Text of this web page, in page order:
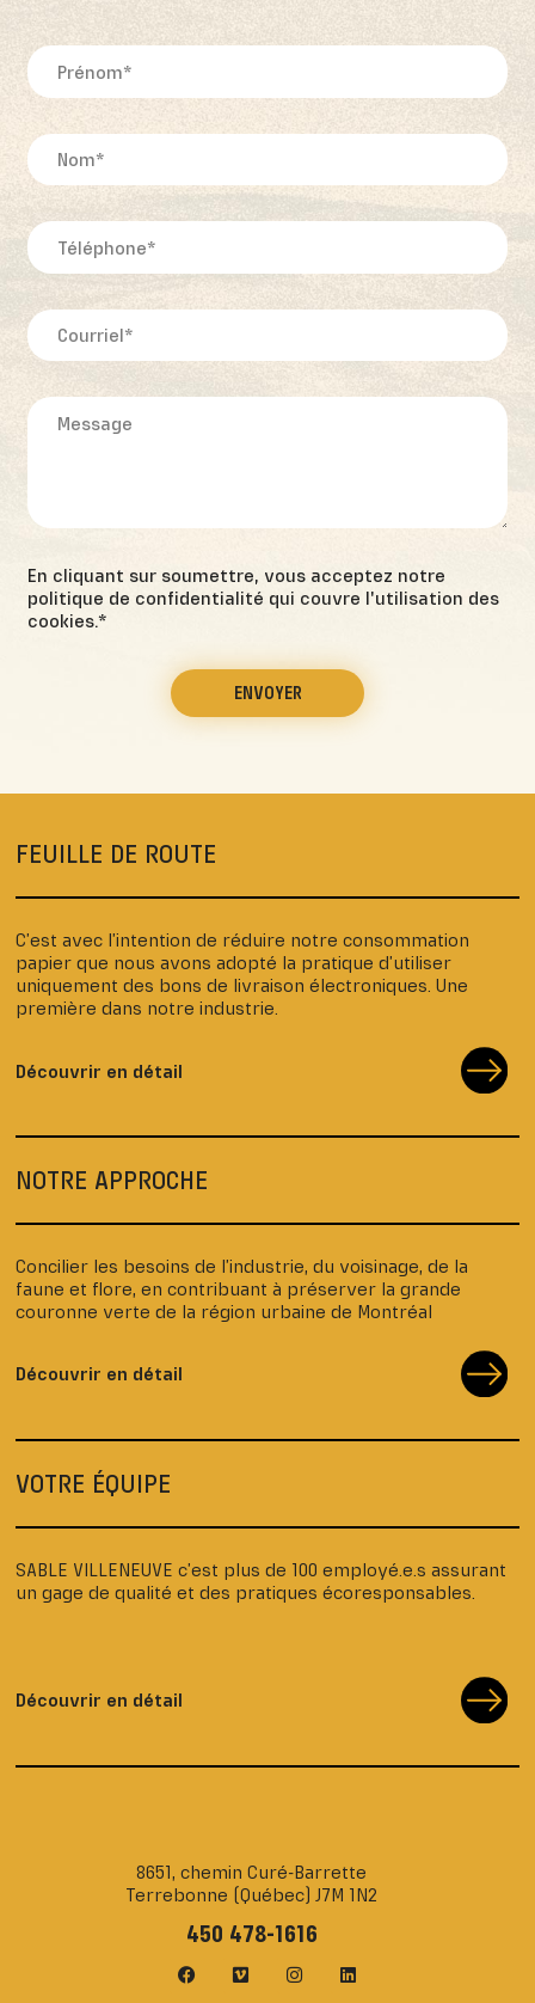
En cliquant sur soumettre, vous acceptez notre
politique de confidentialité qui couvre l'utilisation des
cookies.*
ENVOYER
FEUILLE DE ROUTE
C’est avec l’intention de réduire notre consommation
papier que nous avons adopté la pratique d’utiliser
uniquement des bons de livraison électroniques. Une
première dans notre industrie.
Découvrir en détail
NOTRE APPROCHE
Concilier les besoins de l’industrie, du voisinage, de la
faune et flore, en contribuant à préserver la grande
couronne verte de la région urbaine de Montréal
Découvrir en détail
VOTRE ÉQUIPE
SABLE VILLENEUVE c’est plus de 100 employé.e.s assurant
un gage de qualité et des pratiques écoresponsables.
Découvrir en détail
8651, chemin Curé-Barrette
Terrebonne (Québec) J7M 1N2
450 478-1616